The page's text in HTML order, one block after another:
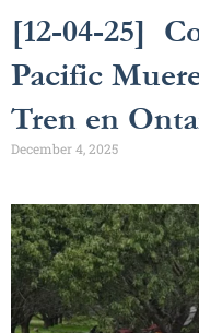
[12-04-25]
Pacific
Tren en
December 4, 2025